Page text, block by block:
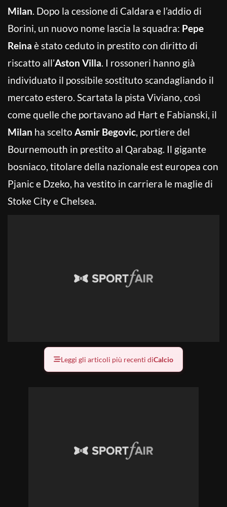
Milan. Dopo la cessione di Caldara e l’addio di
Borini, un nuovo nome lascia la squadra: Pepe
Reina è stato ceduto in prestito con diritto di
riscatto all’Aston Villa. I rossoneri hanno già
individuato il possibile sostituto scandagliando il
mercato estero. Scartata la pista Viviano, così
come quelle che portavano ad Hart e Fabianski, il
Milan ha scelto Asmir Begovic, portiere del
Bournemouth in prestito al Qarabag. Il gigante
bosniaco, titolare della nazionale est europea con
Pjanic e Dzeko, ha vestito in carriera le maglie di
Stoke City e Chelsea.
Leggi gli articoli più recenti diCalcio